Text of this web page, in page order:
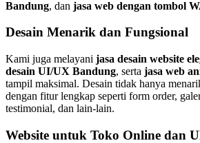
Bandung, dan jasa web dengan tombol
Desain Menarik dan Fungsional
Kami juga melayani jasa desain website
desain UI/UX Bandung, serta jasa web
tampil maksimal. Desain tidak hanya
dengan fitur lengkap seperti form order,
testimonial, dan lain-lain.
Website untuk Toko Online dan